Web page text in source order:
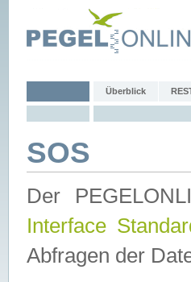
Überblick
SOS
Der
Interface
Abfragen der